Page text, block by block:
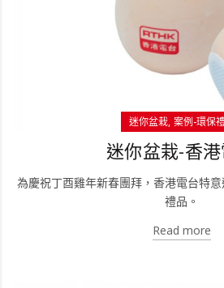
迷你盆栽 案例-環保
迷你盆栽-香
為慶祝丁酉雞年新春團拜，香港電台特
禮品。
Read more